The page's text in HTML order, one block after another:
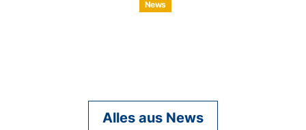
News
Alles aus News